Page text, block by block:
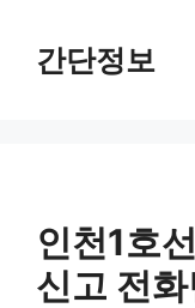
간단정보
인천1호
신고 전